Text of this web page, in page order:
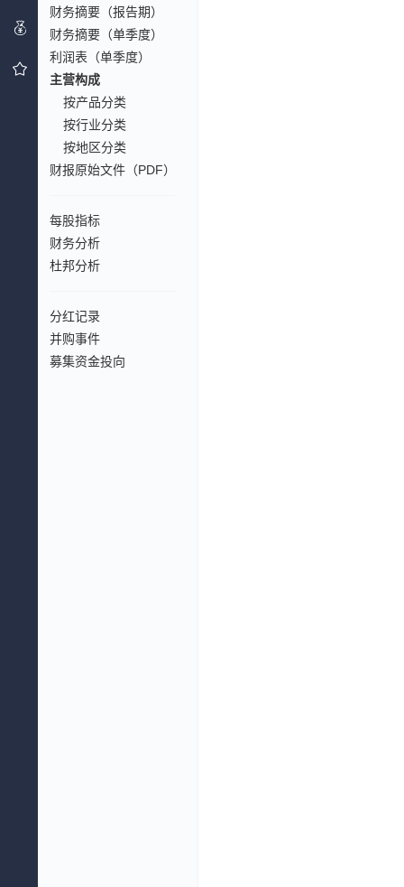
财务摘要（报告期）
财务摘要（单季度）
利润表（单季度）
主营构成
按产品分类
按行业分类
按地区分类
财报原始文件（PDF）
每股指标
财务分析
杜邦分析
分红记录
并购事件
募集资金投向